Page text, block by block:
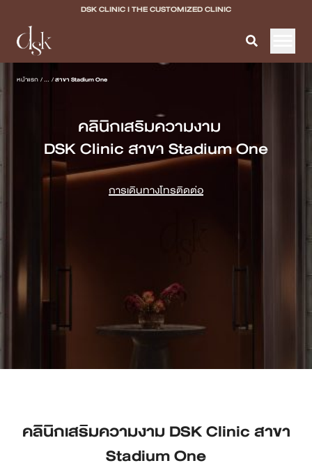
DSK CLINIC I THE CUSTOMIZED CLINIC
หน้าแรก
บริการทั้งหมด
Program Filler & Lifting
Program Body Confidence
แพทย์ของเรา
หน้าแรก /... /สาขา Stadium One
คลินิกเสริมความงาม
DSK Clinic สาขา Stadium One
การเดินทางโทรติดต่อ
คลินิกเสริมความงาม DSK Clinic สาขา
Stadium One